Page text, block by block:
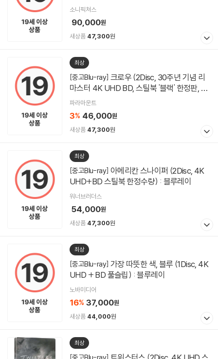
소니픽쳐스
90,000원
새상품 47,300원
최상
[중고Blu-ray]
마스터 4K UHD BD, 스틸북 '블랙' 한정판, 오
링케이스) : 블루레이
파라마운트
3% 46,000원
새상품 47,300원
최상
[중고Blu-ray]
UHD+BD 스틸북 한정수량) : 블루레이
워너브러더스
54,000원
새상품 47,300원
최상
[중고Blu-ray]
UHD + BD 풀슬립) : 블루레이
노바미디어
16% 37,000원
새상품 44,000원
최상